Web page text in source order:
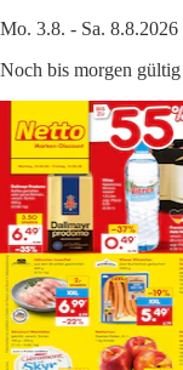
Mo. 3.8. - Sa. 8.8.2026
Noch bis morgen gültig